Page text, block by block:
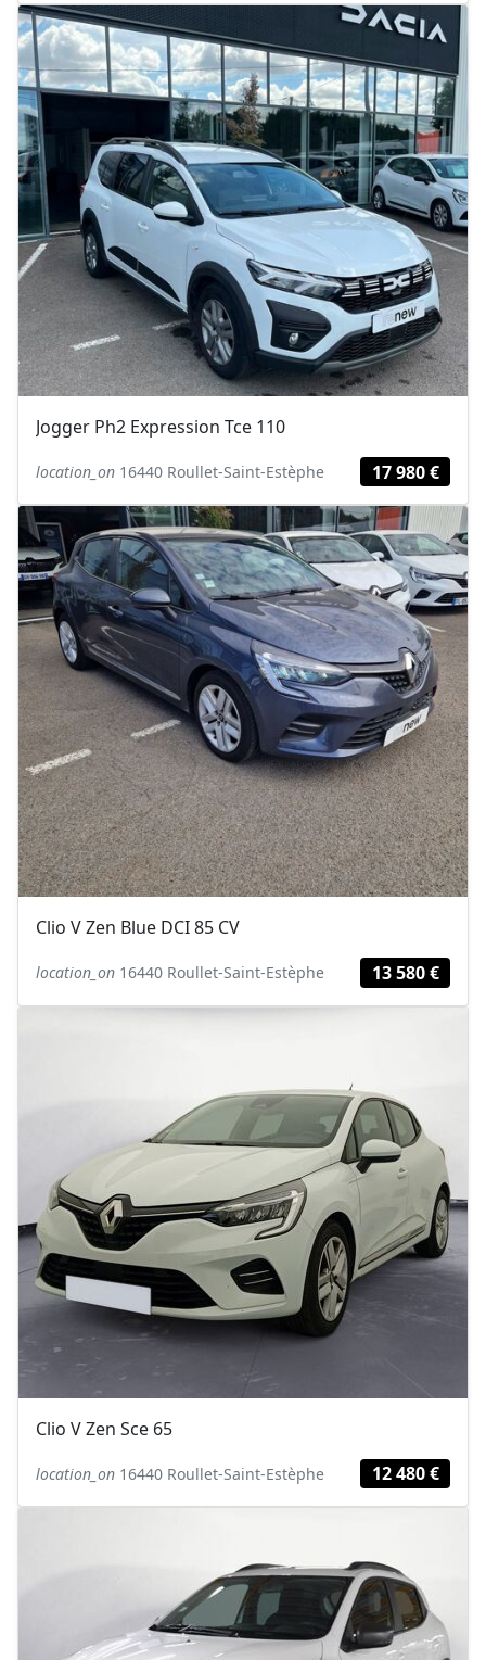
Jogger Ph2 Expression Tce 110
location_on 16440 Roullet-Saint-Estèphe 17 980 €
Clio V Zen Blue DCI 85 CV
location_on 16440 Roullet-Saint-Estèphe 13 580 €
Clio V Zen Sce 65
location_on 16440 Roullet-Saint-Estèphe 12 480 €